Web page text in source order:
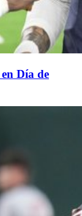
Día de